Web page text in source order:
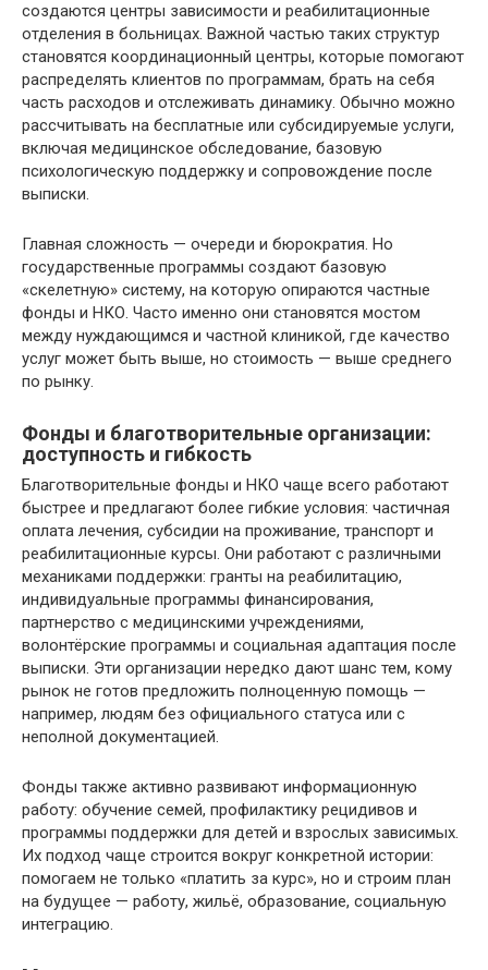
создаются центры зависимости и реабилитационные
отделения в больницах. Важной частью таких структур
становятся координационный центры, которые помогают
распределять клиентов по программам, брать на себя
часть расходов и отслеживать динамику. Обычно можно
рассчитывать на бесплатные или субсидируемые услуги,
включая медицинское обследование, базовую
психологическую поддержку и сопровождение после
выписки.
Главная сложность — очереди и бюрократия. Но
государственные программы создают базовую
«скелетную» систему, на которую опираются частные
фонды и НКО. Часто именно они становятся мостом
между нуждающимся и частной клиникой, где качество
услуг может быть выше, но стоимость — выше среднего
по рынку.
Фонды и благотворительные организации:
доступность и гибкость
Благотворительные фонды и НКО чаще всего работают
быстрее и предлагают более гибкие условия: частичная
оплата лечения, субсидии на проживание, транспорт и
реабилитационные курсы. Они работают с различными
механиками поддержки: гранты на реабилитацию,
индивидуальные программы финансирования,
партнерство с медицинскими учреждениями,
волонтёрские программы и социальная адаптация после
выписки. Эти организации нередко дают шанс тем, кому
рынок не готов предложить полноценную помощь —
например, людям без официального статуса или с
неполной документацией.
Фонды также активно развивают информационную
работу: обучение семей, профилактику рецидивов и
программы поддержки для детей и взрослых зависимых.
Их подход чаще строится вокруг конкретной истории:
помогаем не только «платить за курс», но и строим план
на будущее — работу, жильё, образование, социальную
интеграцию.